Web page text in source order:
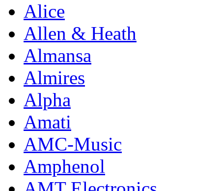
Alice
Allen & Heath
Almansa
Almires
Alpha
Amati
AMC-Music
Amphenol